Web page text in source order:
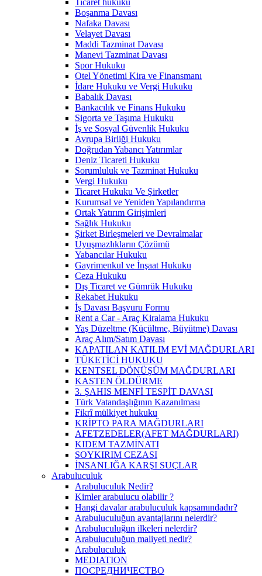
Ticaret hukuku
Boşanma Davası
Nafaka Davası
Velayet Davası
Maddi Tazminat Davası
Manevi Tazminat Davası
Spor Hukuku
Otel Yönetimi Kira ve Finansmanı
İdare Hukuku ve Vergi Hukuku
Babalık Davası
Bankacılık ve Finans Hukuku
Sigorta ve Taşıma Hukuku
İş ve Sosyal Güvenlik Hukuku
Avrupa Birliği Hukuku
Doğrudan Yabancı Yatırımlar
Deniz Ticareti Hukuku
Sorumluluk ve Tazminat Hukuku
Vergi Hukuku
Ticaret Hukuku Ve Şirketler
Kurumsal ve Yeniden Yapılandırma
Ortak Yatırım Girişimleri
Sağlık Hukuku
Şirket Birleşmeleri ve Devralmalar
Uyuşmazlıkların Çözümü
Yabancılar Hukuku
Gayrimenkul ve İnşaat Hukuku
Ceza Hukuku
Dış Ticaret ve Gümrük Hukuku
Rekabet Hukuku
İş Davası Başvuru Formu
Rent a Car - Araç Kiralama Hukuku
Yaş Düzeltme (Küçültme, Büyütme) Davası
Araç Alım/Satım Davası
KAPATILAN KATILIM EVİ MAĞDURLARI
TÜKETİCİ HUKUKU
KENTSEL DÖNÜŞÜM MAĞDURLARI
KASTEN ÖLDÜRME
3. ŞAHIS MENFİ TESPİT DAVASI
Türk Vatandaşlığının Kazanılması
Fikrî mülkiyet hukuku
KRİPTO PARA MAĞDURLARI
AFETZEDELER(AFET MAĞDURLARI)
KIDEM TAZMİNATI
SOYKIRIM CEZASI
İNSANLIĞA KARŞI SUÇLAR
Arabuluculuk
Arabuluculuk Nedir?
Kimler arabulucu olabilir ?
Hangi davalar arabuluculuk kapsamındadır?
Arabuluculuğun avantajlarını nelerdir?
Arabuluculuğun ilkeleri nelerdir?
Arabuluculuğun maliyeti nedir?
Arabuluculuk
MEDIATION
ПОСРЕДНИЧЕСТВО